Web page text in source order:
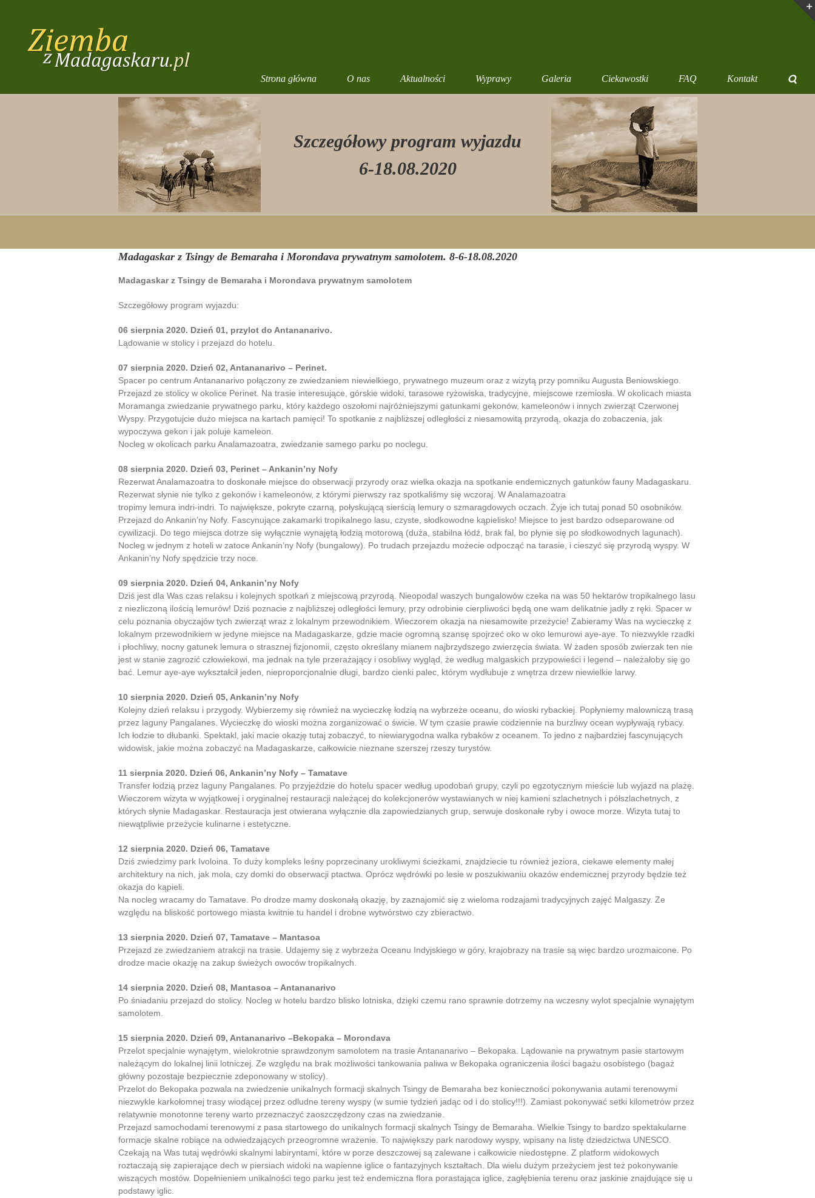
zawartości
Strona główna O nas Aktualności Wyprawy Galeria Ciekawostki FAQ Kontakt
Szczegółowy program wyjazdu
6-18.08.2020
Madagaskar z Tsingy de Bemaraha i Morondava prywatnym samolotem. 8-6-18.08.2020
Madagaskar z Tsingy de Bemaraha i Morondava prywatnym samolotem
Szczegółowy program wyjazdu:
06 sierpnia 2020. Dzień 01, przylot do Antananarivo.
Lądowanie w stolicy i przejazd do hotelu.
07 sierpnia 2020. Dzień 02, Antananarivo – Perinet.
Spacer po centrum Antananarivo połączony ze zwiedzaniem niewielkiego, prywatnego muzeum oraz z wizytą przy pomniku Augusta Beniowskiego.
Przejazd ze stolicy w okolice Perinet. Na trasie interesujące, górskie widoki, tarasowe ryżowiska, tradycyjne, miejscowe rzemiosła. W okolicach miasta
Moramanga zwiedzanie prywatnego parku, który każdego oszołomi najróżniejszymi gatunkami gekonów, kameleonów i innych zwierząt Czerwonej
Wyspy. Przygotujcie dużo miejsca na kartach pamięci! To spotkanie z najbliższej odległości z niesamowitą przyrodą, okazja do zobaczenia, jak
wypoczywa gekon i jak poluje kameleon.
Nocleg w okolicach parku Analamazoatra, zwiedzanie samego parku po noclegu.
08 sierpnia 2020. Dzień 03, Perinet – Ankanin’ny Nofy
Rezerwat Analamazoatra to doskonałe miejsce do obserwacji przyrody oraz wielka okazja na spotkanie endemicznych gatunków fauny Madagaskaru.
Rezerwat słynie nie tylko z gekonów i kameleonów, z którymi pierwszy raz spotkaliśmy się wczoraj. W Analamazoatra
tropimy lemura indri-indri. To największe, pokryte czarną, połyskującą sierścią lemury o szmaragdowych oczach. Żyje ich tutaj ponad 50 osobników.
Przejazd do Ankanin’ny Nofy. Fascynujące zakamarki tropikalnego lasu, czyste, słodkowodne kąpielisko! Miejsce to jest bardzo odseparowane od
cywilizacji. Do tego miejsca dotrze się wyłącznie wynajętą łodzią motorową (duża, stabilna łódź, brak fal, bo płynie się po słodkowodnych lagunach).
Nocleg w jednym z hoteli w zatoce Ankanin’ny Nofy (bungalowy). Po trudach przejazdu możecie odpocząć na tarasie, i cieszyć się przyrodą wyspy. W
Ankanin’ny Nofy spędzicie trzy noce.
09 sierpnia 2020. Dzień 04, Ankanin’ny Nofy
Dziś jest dla Was czas relaksu i kolejnych spotkań z miejscową przyrodą. Nieopodal waszych bungalowów czeka na was 50 hektarów tropikalnego lasu
z niezliczoną ilością lemurów! Dziś poznacie z najbliższej odległości lemury, przy odrobinie cierpliwości będą one wam delikatnie jadły z ręki. Spacer w
celu poznania obyczajów tych zwierząt wraz z lokalnym przewodnikiem. Wieczorem okazja na niesamowite przeżycie! Zabieramy Was na wycieczkę z
lokalnym przewodnikiem w jedyne miejsce na Madagaskarze, gdzie macie ogromną szansę spojrzeć oko w oko lemurowi aye-aye. To niezwykle rzadki
i płochliwy, nocny gatunek lemura o strasznej fizjonomii, często określany mianem najbrzydszego zwierzęcia świata. W żaden sposób zwierzak ten nie
jest w stanie zagrozić człowiekowi, ma jednak na tyle przerażający i osobliwy wygląd, że według malgaskich przypowieści i legend – należałoby się go
bać. Lemur aye-aye wykształcił jeden, nieproporcjonalnie długi, bardzo cienki palec, którym wydłubuje z wnętrza drzew niewielkie larwy.
10 sierpnia 2020. Dzień 05, Ankanin’ny Nofy
Kolejny dzień relaksu i przygody. Wybierzemy się również na wycieczkę łodzią na wybrzeże oceanu, do wioski rybackiej. Popłyniemy malowniczą trasą
przez laguny Pangalanes. Wycieczkę do wioski można zorganizować o świcie. W tym czasie prawie codziennie na burzliwy ocean wypływają rybacy.
Ich łodzie to dłubanki. Spektakl, jaki macie okazję tutaj zobaczyć, to niewiarygodna walka rybaków z oceanem. To jedno z najbardziej fascynujących
widowisk, jakie można zobaczyć na Madagaskarze, całkowicie nieznane szerszej rzeszy turystów.
11 sierpnia 2020. Dzień 06, Ankanin’ny Nofy – Tamatave
Transfer łodzią przez laguny Pangalanes. Po przyjeździe do hotelu spacer według upodobań grupy, czyli po egzotycznym mieście lub wyjazd na plażę.
Wieczorem wizyta w wyjątkowej i oryginalnej restauracji należącej do kolekcjonerów wystawianych w niej kamieni szlachetnych i półszlachetnych, z
których słynie Madagaskar. Restauracja jest otwierana wyłącznie dla zapowiedzianych grup, serwuje doskonałe ryby i owoce morze. Wizyta tutaj to
niewątpliwie przeżycie kulinarne i estetyczne.
12 sierpnia 2020. Dzień 06, Tamatave
Dziś zwiedzimy park Ivoloina. To duży kompleks leśny poprzecinany urokliwymi ścieżkami, znajdziecie tu również jeziora, ciekawe elementy małej
architektury na nich, jak mola, czy domki do obserwacji ptactwa. Oprócz wędrówki po lesie w poszukiwaniu okazów endemicznej przyrody będzie też
okazja do kąpieli.
Na nocleg wracamy do Tamatave. Po drodze mamy doskonałą okazję, by zaznajomić się z wieloma rodzajami tradycyjnych zajęć Malgaszy. Ze
względu na bliskość portowego miasta kwitnie tu handel i drobne wytwórstwo czy zbieractwo.
13 sierpnia 2020. Dzień 07, Tamatave – Mantasoa
Przejazd ze zwiedzaniem atrakcji na trasie. Udajemy się z wybrzeża Oceanu Indyjskiego w góry, krajobrazy na trasie są więc bardzo urozmaicone. Po
drodze macie okazję na zakup świeżych owoców tropikalnych.
14 sierpnia 2020. Dzień 08, Mantasoa – Antananarivo
Po śniadaniu przejazd do stolicy. Nocleg w hotelu bardzo blisko lotniska, dzięki czemu rano sprawnie dotrzemy na wczesny wylot specjalnie wynajętym
samolotem.
15 sierpnia 2020. Dzień 09, Antananarivo –Bekopaka – Morondava
Przelot specjalnie wynajętym, wielokrotnie sprawdzonym samolotem na trasie Antananarivo – Bekopaka. Lądowanie na prywatnym pasie startowym
należącym do lokalnej linii lotniczej. Ze względu na brak możliwości tankowania paliwa w Bekopaka ograniczenia ilości bagażu osobistego (bagaż
główny pozostaje bezpiecznie zdeponowany w stolicy).
Przelot do Bekopaka pozwala na zwiedzenie unikalnych formacji skalnych Tsingy de Bemaraha bez konieczności pokonywania autami terenowymi
niezwykle karkołomnej trasy wiodącej przez odludne tereny wyspy (w sumie tydzień jadąc od i do stolicy!!!). Zamiast pokonywać setki kilometrów przez
relatywnie monotonne tereny warto przeznaczyć zaoszczędzony czas na zwiedzanie.
Przejazd samochodami terenowymi z pasa startowego do unikalnych formacji skalnych Tsingy de Bemaraha. Wielkie Tsingy to bardzo spektakularne
formacje skalne robiące na odwiedzających przeogromne wrażenie. To największy park narodowy wyspy, wpisany na listę dziedzictwa UNESCO.
Czekają na Was tutaj wędrówki skalnymi labiryntami, które w porze deszczowej są zalewane i całkowicie niedostępne. Z platform widokowych
roztaczają się zapierające dech w piersiach widoki na wapienne iglice o fantazyjnych kształtach. Dla wielu dużym przeżyciem jest też pokonywanie
wiszących mostów. Dopełnieniem unikalności tego parku jest też endemiczna flora porastająca iglice, zagłębienia terenu oraz jaskinie znajdujące się u
podstawy iglic.